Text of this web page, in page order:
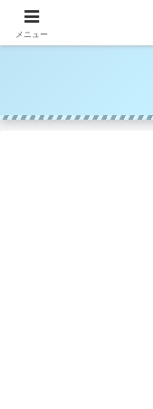
時短家事
メニュー